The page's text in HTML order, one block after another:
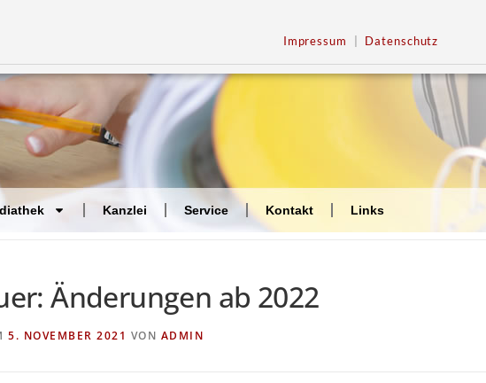
Impressum Datenschutz
Kanzlei Service Kontakt Links
Änderungen ab 2022
5. NOVEMBER 2021 VON ADMIN